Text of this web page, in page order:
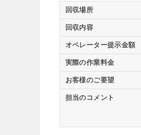
回収場所
回収内容
オペレーター提示金額
実際の作業料金
お客様のご要望
担当のコメント